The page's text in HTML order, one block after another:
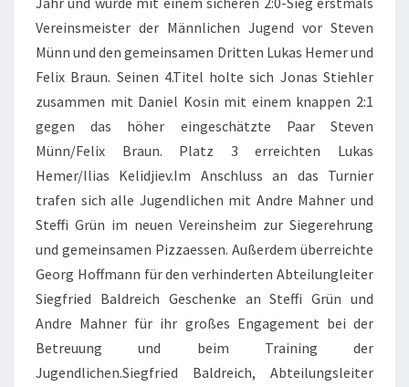
Vereinsmeister der Männlichen Jugend vor Steven
Münn und den gemeinsamen Dritten Lukas Hemer und
Felix Braun. Seinen 4.Titel holte sich Jonas Stiehler
zusammen mit Daniel Kosin mit einem knappen 2:1
gegen das höher eingeschätzte Paar Steven
Münn/Felix Braun. Platz 3 erreichten Lukas
Hemer/Ilias Kelidjiev.Im Anschluss an das Turnier
trafen sich alle Jugendlichen mit Andre Mahner und
Steffi Grün im neuen Vereinsheim zur Siegerehrung
und gemeinsamen Pizzaessen. Außerdem überreichte
Georg Hoffmann für den verhinderten Abteilungleiter
Siegfried Baldreich Geschenke an Steffi Grün und
Andre Mahner für ihr großes Engagement bei der
Betreuung und beim Training der
Jugendlichen.Siegfried Baldreich, Abteilungsleiter